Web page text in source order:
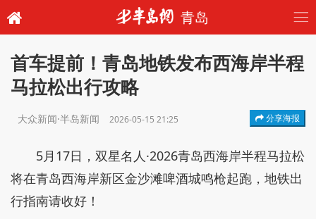
青岛
首车提前！青岛地铁发布西海岸半程
马拉松出行攻略
大众新闻·半岛新闻 2026-05-15 21:25 分享海报
5月17日，双星名人·2026青岛西海岸半程马拉松
将在青岛西海岸新区金沙滩啤酒城鸣枪起跑，地铁出
行指南请收好！